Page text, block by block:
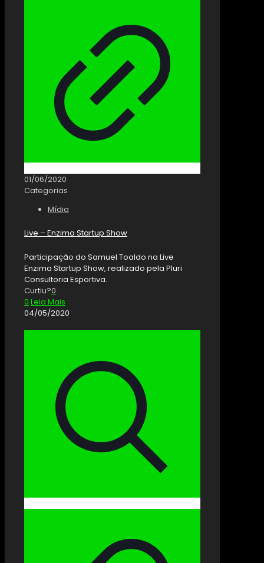
01/06/2020
Categorias
Mídia
Live – Enzima Startup Show
Participação do Samuel Toaldo na Live
Enzima Startup Show, realizado pela Pluri
Consultoria Esportiva.
Curtiu?0
0 Leia Mais
04/05/2020